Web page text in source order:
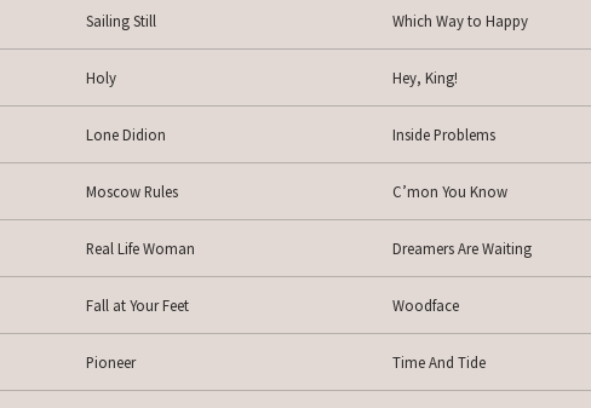
Sailing Still Which Way to Happy
Holy Hey, King!
Lone Didion Inside Problems
Moscow Rules C’mon You Know
Real Life Woman Dreamers Are Waiting
Fall at Your Feet Woodface
Pioneer Time And Tide